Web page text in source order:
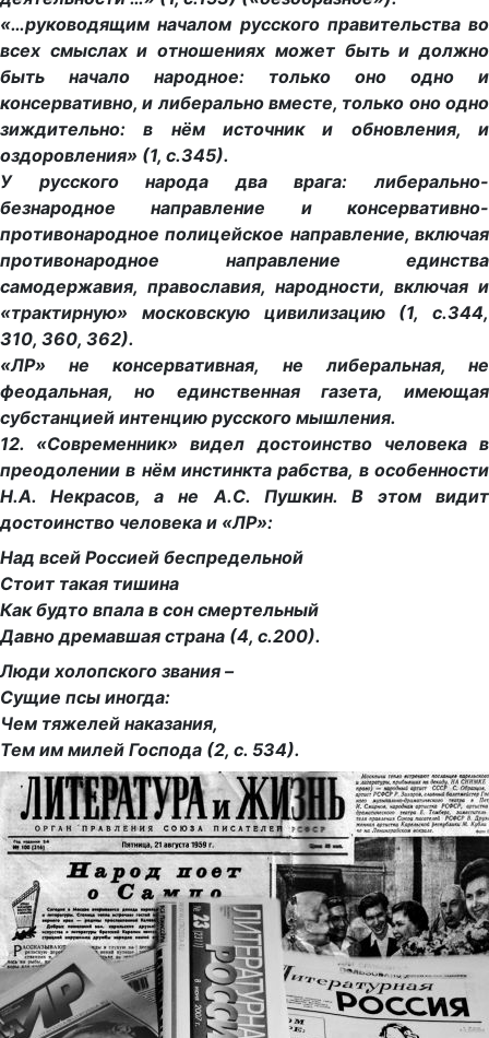
«…руководящим началом русского правительства во
всех смыслах и отношениях может быть и должно
быть начало народное: только оно одно и
консервативно, и либерально вместе, только оно одно
зиждительно: в нём источник и обновления, и
оздоровления» (1, с.345).
У русского народа два врага: либерально-
безнародное направление и консервативно-
противонародное полицейское направление, включая
противонародное направление единства
самодержавия, православия, народности, включая и
«трактирную» московскую цивилизацию (1, с.344,
310, 360, 362).
«ЛР» не консервативная, не либеральная, не
феодальная, но единственная газета, имеющая
субстанцией интенцию русского мышления.
12. «Современник» видел достоинство человека в
преодолении в нём инстинкта рабства, в особенности
Н.А. Некрасов, а не А.С. Пушкин. В этом видит
достоинство человека и «ЛР»:
Над всей Россией беспредельной
Стоит такая тишина
Как будто впала в сон смертельный
Давно дремавшая страна (4, с.200).
Люди холопского звания –
Сущие псы иногда:
Чем тяжелей наказания,
Тем им милей Господа (2, с. 534).